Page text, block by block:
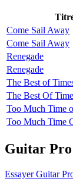
Come Sail Away
Come Sail Away
Renegade
Renegade
The Best of
The Best Of
Too Much Time
Too Much Time
Guitar Pro
Essayer Guitar